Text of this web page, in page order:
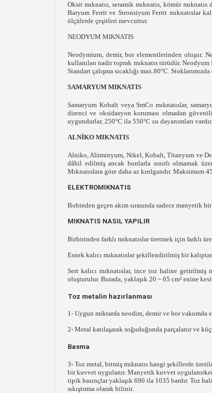
Oksit mıknatıs, seramik mıknatıs, kömür
Baryum Ferrit ve Stronsiyum Ferrit mıknatıslar
ölçülerde çeşitleri mevcuttur.
NEODYUM MIKNATIS
Neodymium, demir, bor elementlerinden oluşur.
kullanılan nadir toprak mıknatıs türüdür.
Standart çalışma sıcaklığı max.80°C.
SAMARYUM MIKNATIS
Samaryum Kobalt veya SmCo mıknatıslar,
direnci ve oksidasyon koruması olmadan
uygundurlar, 250°C ila 550°C ısı dayanımları
ALNİKO MIKNATIS
Alniko, Alüminyum, Nikel, Kobalt, Titanyum ve
dâhil edilmiş ancak bunlarla sınırlı olmamak
Mıknatıslara göre daha az kırılgandır. Maksimum
ELEKTROMIKNATIS
Bobinden geçen akım sırasında sadece manyetik
MIKNATIS NASIL YAPILIR
Birbirinden farklı mıknatıslar üretmek için farklı
Esnek kalıcı mıknatıslar şekillendirilmiş bir
Sert kalıcı mıknatıslar, ince toz haline
oluşturulur. Burada, yaklaşık 20 ~ 65 cm² enine
Toz metalin hazırlanması
1- Uygun miktarda neodim, demir ve bor vakumda
2- Metal katılaşarak soğuduğunda parçalanır ve
Basma
3- Toz metal, bitmiş mıknatıs hangi şekillerde
bir kuvvet uygulanır. Manyetik kuvvet
tipik basınçlar yaklaşık 690 ila 1035 bardır. Toz
sıkıştırma olarak bilinir.